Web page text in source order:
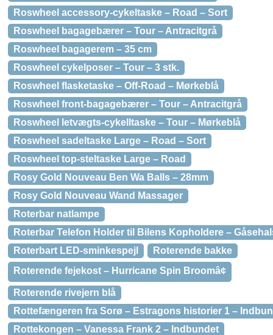
Roswheel accessory-cykeltaske – Road – Sort
Roswheel bagagebærer – Tour – Antracitgrå
Roswheel bagagerem – 35 cm
Roswheel cykelposer – Tour – 3 stk.
Roswheel flasketaske – Off-Road – Mørkeblå
Roswheel front-bagagebærer – Tour – Antracitgrå
Roswheel letvægts-cykelltaske – Tour – Mørkeblå
Roswheel sadeltaske Large – Road – Sort
Roswheel top-steltaske Large – Road
Rosy Gold Nouveau Ben Wa Balls – 28mm
Rosy Gold Nouveau Wand Massager
Roterbar natlampe
Roterbar Telefon Holder til Bilens Kopholdere –
Roterbart LED-sminkespejl
Roterende bakke
Roterende fejekost – Hurricane Spin Broomâ¢
Roterende rivejern blå
Rottefængeren fra Sorø – Estragons historier 1 –
Rottekongen – Vanessa Frank 2 – Indbundet